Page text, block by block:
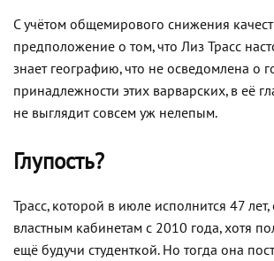
С учётом общемирового снижения
предположение о том, что Лиз Трасс
знает географию, что не осведомлена о
принадлежности этих варварских, в её
не выглядит совсем уж нелепым.
Глупость?
Трасс, которой в июле исполнится 47 лет,
властным кабинетам с 2010 года, хотя
ещё будучи студенткой. Но тогда она